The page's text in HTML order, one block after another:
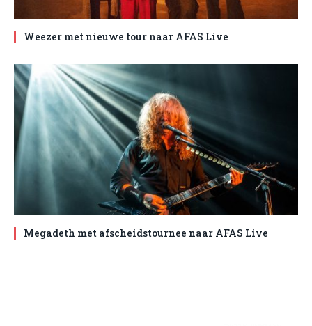
Weezer met nieuwe tour naar AFAS Live
Megadeth met afscheidstournee naar AFAS Live